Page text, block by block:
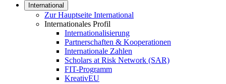
International
Zur Hauptseite International
Internationales Profil
Internationalisierung
Partnerschaften & Kooperationen
Internationale Zahlen
Scholars at Risk Network (SAR)
FIT-Programm
KreativEU